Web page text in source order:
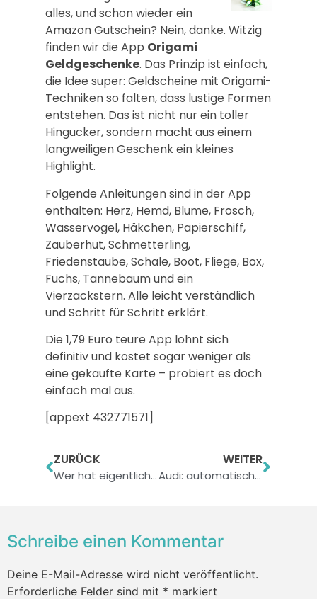
alles, und schon wieder ein
Amazon Gutschein? Nein, danke. Witzig
finden wir die App Origami
Geldgeschenke. Das Prinzip ist einfach,
die Idee super: Geldscheine mit Origami-
Techniken so falten, dass lustige Formen
entstehen. Das ist nicht nur ein toller
Hingucker, sondern macht aus einem
langweiligen Geschenk ein kleines
Highlight.
Folgende Anleitungen sind in der App
enthalten: Herz, Hemd, Blume, Frosch,
Wasservogel, Häkchen, Papierschiff,
Zauberhut, Schmetterling,
Friedenstaube, Schale, Boot, Fliege, Box,
Fuchs, Tannebaum und ein
Vierzackstern. Alle leicht verständlich
und Schritt für Schritt erklärt.
Die 1,79 Euro teure App lohnt sich
definitiv und kostet sogar weniger als
eine gekaufte Karte – probiert es doch
einfach mal aus.
[appext 432771571]
ZURÜCK
Wer hat eigentlich mein… – Vergiss nix für das iPhone
WEITER
Audi: automatisch mit dem iPhone einparken?
Schreibe einen Kommentar
Deine E-Mail-Adresse wird nicht veröffentlicht.
Erforderliche Felder sind mit * markiert